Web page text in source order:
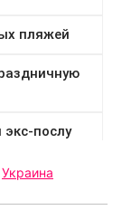
Украина